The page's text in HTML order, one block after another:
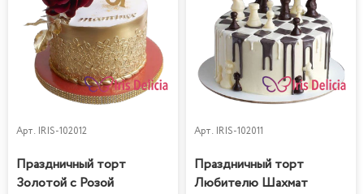
Арт. IRIS-102012
Праздничный торт
Золотой с Розой
Арт. IRIS-102011
Праздничный торт
Любителю Шахмат